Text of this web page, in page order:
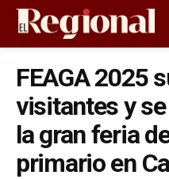
FEAGA 2025
visitantes y
la gran feria
primario en